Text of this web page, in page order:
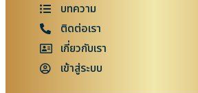
บทความ
ติดต่อเรา
เกี่ยวกับเรา
เข้าสู่ระบบ